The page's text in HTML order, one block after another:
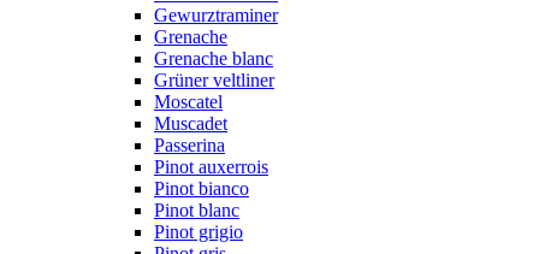
Gewurztraminer
Grenache
Grenache blanc
Grüner veltliner
Moscatel
Muscadet
Passerina
Pinot auxerrois
Pinot bianco
Pinot blanc
Pinot grigio